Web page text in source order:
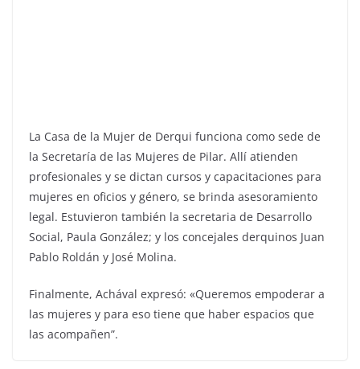
La Casa de la Mujer de Derqui funciona como sede de
la Secretaría de las Mujeres de Pilar. Allí atienden
profesionales y se dictan cursos y capacitaciones para
mujeres en oficios y género, se brinda asesoramiento
legal. Estuvieron también la secretaria de Desarrollo
Social, Paula González; y los concejales derquinos Juan
Pablo Roldán y José Molina.
Finalmente, Achával expresó: «Queremos empoderar a
las mujeres y para eso tiene que haber espacios que
las acompañen”.